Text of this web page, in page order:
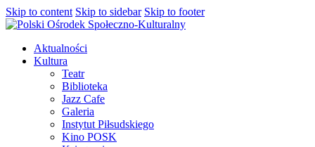
Skip to content Skip to sidebar Skip to footer
Aktualności
Kultura
Teatr
Biblioteka
Jazz Cafe
Galeria
Instytut Piłsudskiego
Kino POSK